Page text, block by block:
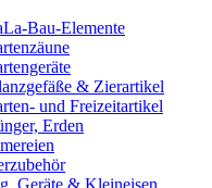
Bau-Elemente
& Zierartikel
und Freizeitartikel
Erden
Geräte & Kleineisen